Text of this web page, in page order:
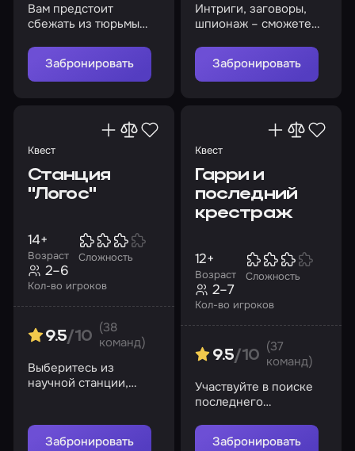
Вам предстоит
сбежать из тюрьмы
Возможно ли это?
Забронировать
Интриги, заговоры,
шпионаж – сможете
Забронировать
Квест
Станция
"Логос"
Возраст
14+
Сложность
Кол-во игроков
2–6
9.5/10
(38
команд)
Выберитесь из
научной станции,
Забронировать
Квест
Гарри и
последний
крестраж
Возраст
12+
Сложность
Кол-во игроков
2–7
9.5/10
(37
команд)
Участвуйте в поиске
последнего
Забронировать